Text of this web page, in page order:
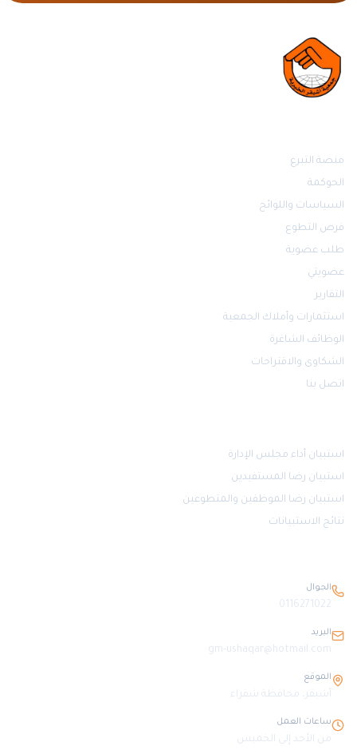
منصة التبرع
الحوكمة
السياسات واللوائح
فرص التطوع
طلب عضوية
عضويتي
التقارير
استثمارات وأملاك الجمعية
الوظائف الشاغرة
الشكاوى والاقتراحات
اتصل بنا
استبيان أداء مجلس الإدارة
استبيان رضا المستفيدين
استبيان رضا الموظفين والمتطوعين
نتائج الاستبيانات
الجوال
0116271022
البريد
gm-ushaqar@hotmail.com
الموقع
أشيقر، محافظة شقراء
ساعات العمل
من الأحد إلى الخميس